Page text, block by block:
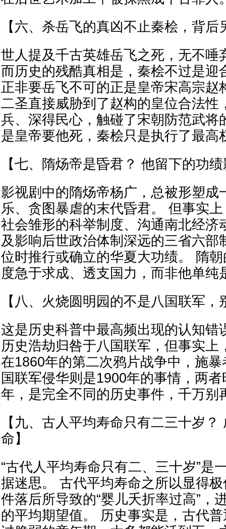
【六、杀岳飞的真凶不止秦桧，背后
世人提及千古英雄岳飞之死，无不唾
而历史的残酷真相是，秦桧不过是迎
正非要岳飞不可的正是皇帝宋高宗赵
二圣直接威胁到了赵构的皇位合法性
兵、深得民心，触碰了宋朝防范武将
是皇帝要他死，秦桧只是执行了最高
【七、隋炀帝是昏君？ 他留下的功
影视剧中的隋炀帝杨广，总被形塑成
乐、贪图暴虐的末代昏君。 但事实
社会雏形的科举制度、沟通南北经济
及影响后世政治体制深远的三省六部
位时推行或确立的华夏大功绩。 隋
度急于求成、透支国力，而非他单纯
【八、火烧圆明园的不是八国联军，
这是历史科普中最高频出现的认知错
历史浩劫归咎于八国联军，但事实上
在1860年的第二次鸦片战争中，施
国联军侵华则是1900年的事情，两
年，是完全不同的历史事件，千万别
【九、古人平均寿命只有二三十岁
命】
“古代人平均寿命只有二、三十岁”是
据迷思。 古代平均寿命之所以显得
件落后所导致的“婴儿夭折率过高”，
的平均期望值。 历史事实是，古代